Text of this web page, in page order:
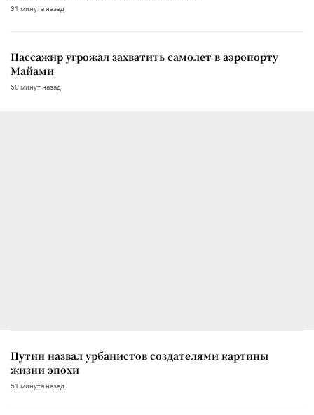
31 минута назад
Пассажир угрожал захватить самолет в аэропорту
Майами
50 минут назад
Путин назвал урбанистов создателями картины
жизни эпохи
51 минута назад